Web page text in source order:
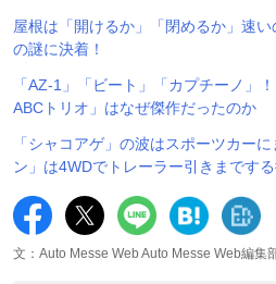
屋根は「開けるか」「閉めるか」速
の謎に決着！
「AZ-1」「ビート」「カプチーノ
ABCトリオ」はなぜ傑作だったのか
「シャコアゲ」の波はスポーツカー
ン」は4WDでトレーラー引きまです
文：Auto Messe Web Auto Messe Web編集